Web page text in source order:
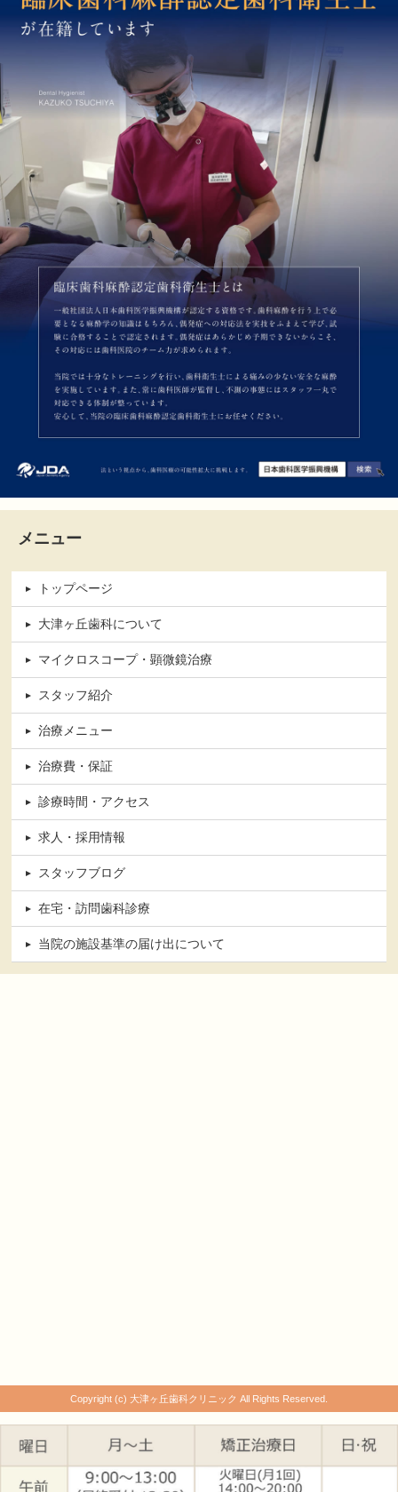
メニュー
トップページ
大津ヶ丘歯科について
マイクロスコープ・顕微鏡治療
スタッフ紹介
治療メニュー
治療費・保証
診療時間・アクセス
求人・採用情報
スタッフブログ
在宅・訪問歯科診療
当院の施設基準の届け出について
Copyright (c) 大津ヶ丘歯科クリニック All Rights Reserved.